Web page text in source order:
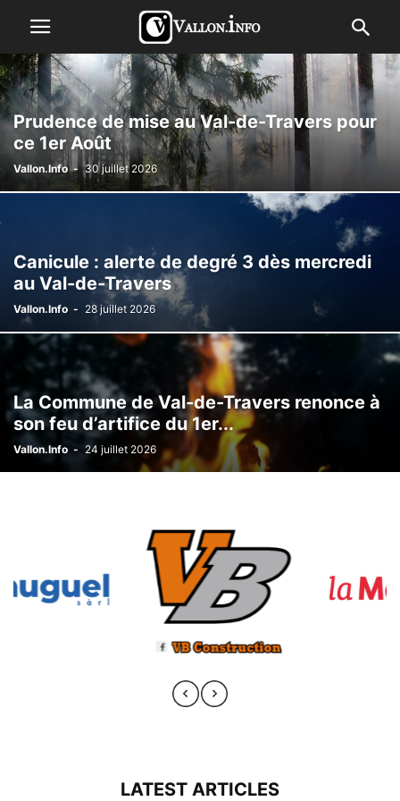
Prudence de mise au Val-de-Travers pour
ce 1er Août
Vallon.Info - 30 juillet 2026
Canicule : alerte de degré 3 dès mercredi
au Val-de-Travers
Vallon.Info - 28 juillet 2026
La Commune de Val-de-Travers renonce à
son feu d’artifice du 1er...
Vallon.Info - 24 juillet 2026
LATEST ARTICLES